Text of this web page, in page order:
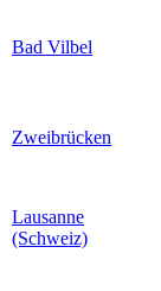
Bad Vilbel
Zweibrücken
Lausanne
(Schweiz)